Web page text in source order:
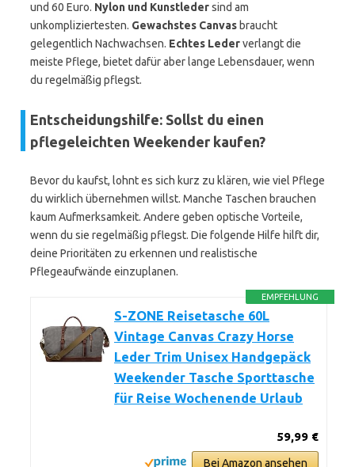
und 60 Euro. Nylon und Kunstledersind am
unkompliziertesten. Gewachstes Canvas braucht
gelegentlich Nachwachsen. Echtes Lederverlangt die
meiste Pflege, bietet dafür aber lange Lebensdauer, wenn
du regelmäßig pflegst.
Entscheidungshilfe: Sollst du einen
pflegeleichten Weekender kaufen?
Bevor du kaufst, lohnt es sich kurz zu klären, wie viel Pflege
du wirklich übernehmen willst. Manche Taschen brauchen
kaum Aufmerksamkeit. Andere geben optische Vorteile,
wenn du sie regelmäßig pflegst. Die folgende Hilfe hilft dir,
deine Prioritäten zu erkennen und realistische
Pflegeaufwände einzuplanen.
EMPFEHLUNG
S-ZONE Reisetasche 60L
Vintage Canvas Crazy Horse
Leder Trim Unisex Handgepäck
Weekender Tasche Sporttasche
für Reise Wochenende Urlaub
59,99 €
Bei Amazon ansehen